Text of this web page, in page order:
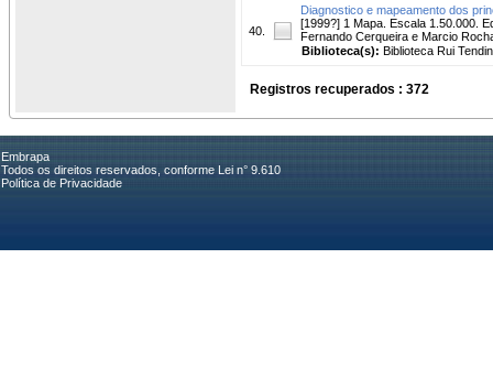
40.
Diagnostico e mapeamento dos
[1999?] 1 Mapa. Escala 1.50.000.
Fernando Cerqueira e Marcio
Biblioteca(s): Biblioteca Rui
Registros recuperados : 372
Embrapa
Todos os direitos reservados, conforme Lei n° 9.610
Política de Privacidade